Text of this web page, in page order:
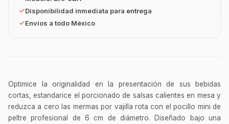
Disponibilidad inmediata para entrega
Envíos a todo México
Optimice la originalidad en la presentación de sus bebidas
cortas, estandarice el porcionado de salsas calientes en mesa y
reduzca a cero las mermas por vajilla rota con el pocillo mini de
peltre profesional de 6 cm de diámetro. Diseñado bajo una
equipamiento o utensilios?